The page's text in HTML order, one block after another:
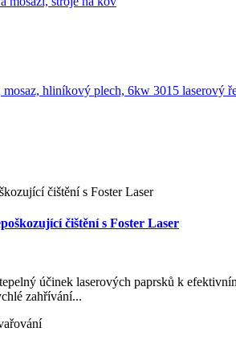
čištění s Foster Laser
účinek laserových paprsků k
zahřívání...